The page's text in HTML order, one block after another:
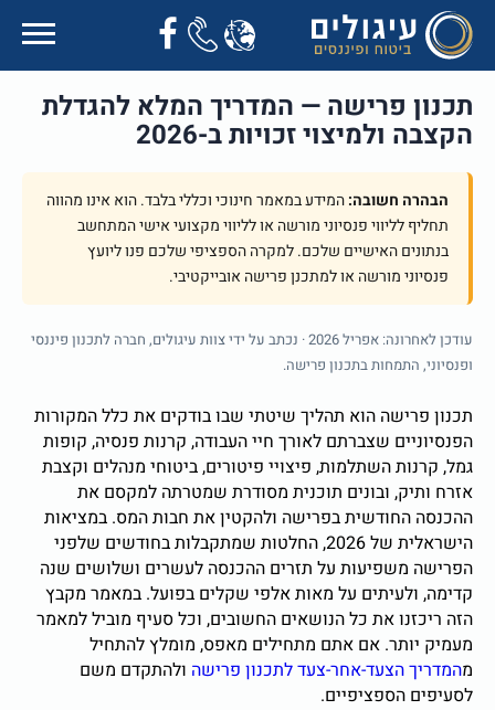
תכנון פרישה — המדריך המלא להגדלת
הקצבה ולמיצוי זכויות ב-2026
הבהרה חשובה:המידע במאמר חינוכי וכללי בלבד. הוא אינו מהווה
תחליף לליווי פנסיוני מורשה או לליווי מקצועי אישי המתחשב
בנתונים האישיים שלכם. למקרה הספציפי שלכם פנו ליועץ
פנסיוני מורשה או למתכנן פרישה אובייקטיבי.
עודכן לאחרונה: אפריל 2026 · נכתב על ידי צוות עיגולים, חברה לתכנון פיננסי
ופנסיוני, התמחות בתכנון פרישה.
תכנון פרישה הוא תהליך שיטתי שבו בודקים את כלל המקורות
הפנסיוניים שצברתם לאורך חיי העבודה, קרנות פנסיה, קופות
גמל, קרנות השתלמות, פיצויי פיטורים, ביטוחי מנהלים וקצבת
אזרח ותיק, ובונים תוכנית מסודרת שמטרתה למקסם את
ההכנסה החודשית בפרישה ולהקטין את חבות המס. במציאות
הישראלית של 2026, החלטות שמתקבלות בחודשים שלפני
הפרישה משפיעות על תזרים ההכנסה לעשרים ושלושים שנה
קדימה, ולעיתים על מאות אלפי שקלים בפועל. במאמר מקבץ
הזה ריכזנו את כל הנושאים החשובים, וכל סעיף מוביל למאמר
מעמיק יותר. אם אתם מתחילים מאפס, מומלץ להתחיל
מהמדריך הצעד-אחר-צעד לתכנון פרישה ולהתקדם משם
לסעיפים הספציפיים.